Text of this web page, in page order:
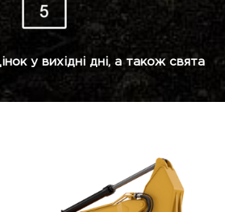
у вихідні дні, а також свята